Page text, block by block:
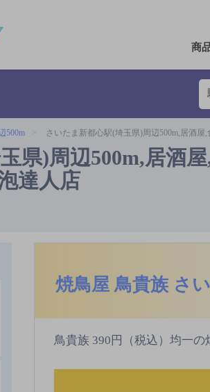
商
500m さいたま新都心駅(埼玉県)周辺500m,居酒
県)周辺500m,居酒
達人店
焼鳥屋 鳥貴族 さ
鳥貴族 390円（税込）均一の